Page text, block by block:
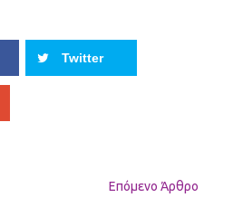
Twitter
Επόμενο Άρθρο